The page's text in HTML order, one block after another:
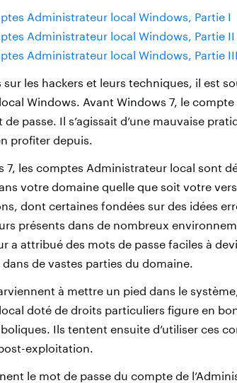
Administrateur local Windows, Partie I
Administrateur local Windows, Partie II
Administrateur local Windows, Partie III
sur les hackers et leurs techniques, il est
Windows. Avant Windows 7, le
de passe. Il s’agissait d’une mauvaise
profiter depuis.
7, les comptes Administrateur local sont
votre domaine quelle que soit votre
dont certaines fondées sur des idées
présents dans de nombreux
a attribué des mots de passe faciles à
de vastes parties du domaine.
à mettre un pied dans le
doté de droits particuliers figure en
Ils tentent ensuite d’utiliser ces
exploitation.
le mot de passe du compte de